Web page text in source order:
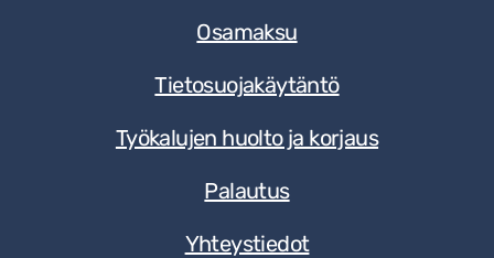
Osamaksu
Tietosuojakäytäntö
Työkalujen huolto ja korjaus
Palautus
Yhteystiedot